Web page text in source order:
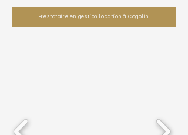
Prestataire en gestion location à Cogolin